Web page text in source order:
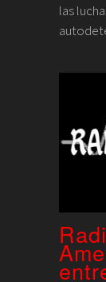
las